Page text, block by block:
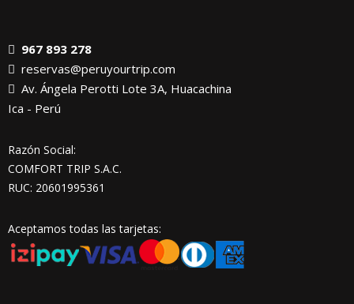
967 893 278
reservas@peruyourtrip.com
Av. Ángela Perotti Lote 3A, Huacachina
Ica - Perú
Razón Social:
COMFORT TRIP S.A.C.
RUC: 20601995361
Aceptamos todas las tarjetas: